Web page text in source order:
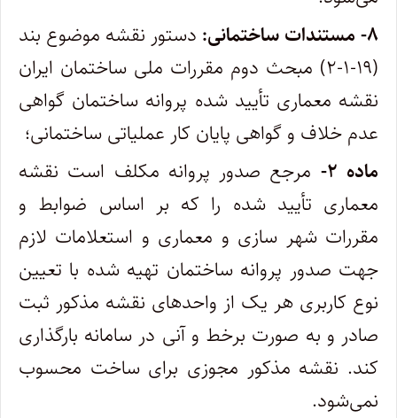
۸- مستندات ساختمانی:
دستور نقشه موضوع بند
(۱۹-۱-۲) مبحث دوم مقررات ملی ساختمان ایران
نقشه معماری تأیید شده پروانه ساختمان گواهی
عدم خلاف و گواهی پایان کار عملیاتی ساختمانی؛
ماده ۲-
مرجع صدور پروانه مکلف است نقشه
معماری تأیید شده را که بر اساس ضوابط و
مقررات شهر سازی و معماری و استعلامات لازم
جهت صدور پروانه ساختمان تهیه شده با تعیین
نوع کاربری هر یک از واحدهای نقشه مذکور ثبت
صادر و به صورت برخط و آنی در سامانه بارگذاری
کند. نقشه مذکور مجوزی برای ساخت محسوب
نمی‌شود.